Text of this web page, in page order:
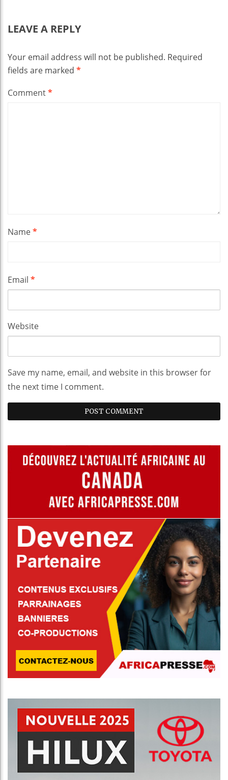
LEAVE A REPLY
Your email address will not be published. Required
fields are marked *
Comment*
Name*
Email *
Website
Save my name, email, and website in this browser for
the next time I comment.